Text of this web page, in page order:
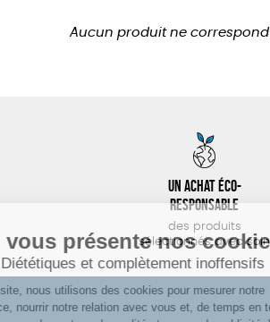
Aucun produit ne
Un achat éco-
responsable
des produits
sélectionnés avec soin